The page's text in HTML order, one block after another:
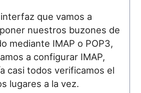
que vamos a
nuestros buzones de
mediante IMAP o POP3,
a configurar IMAP,
casi todos verificamos el
lugares a la vez.